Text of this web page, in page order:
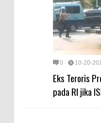
0 10-20-
Eks Teroris
pada RI jika